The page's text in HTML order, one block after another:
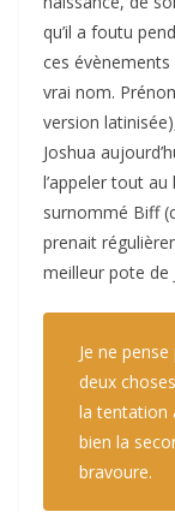
qu’il a foutu
ces
vrai nom.
version
Joshua
l’appeler tout au
surnommé Biff
prenait
meilleur pote de
Je ne
deux
la tentation
bien la
bravoure.